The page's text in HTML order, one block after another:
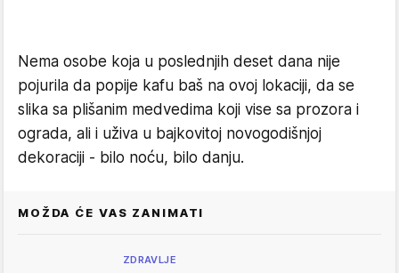
Nema osobe koja u poslednjih deset dana nije
pojurila da popije kafu baš na ovoj lokaciji, da se
slika sa plišanim medvedima koji vise sa prozora i
ograda, ali i uživa u bajkovitoj novogodišnjoj
dekoraciji - bilo noću, bilo danju.
MOŽDA ĆE VAS ZANIMATI
ZDRAVLJE